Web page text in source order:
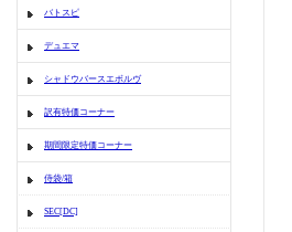
バトスピ
デュエマ
シャドウバースエボルヴ
訳有特価コーナー
期間限定特価コーナー
侍袋/箱
SEC[DC]